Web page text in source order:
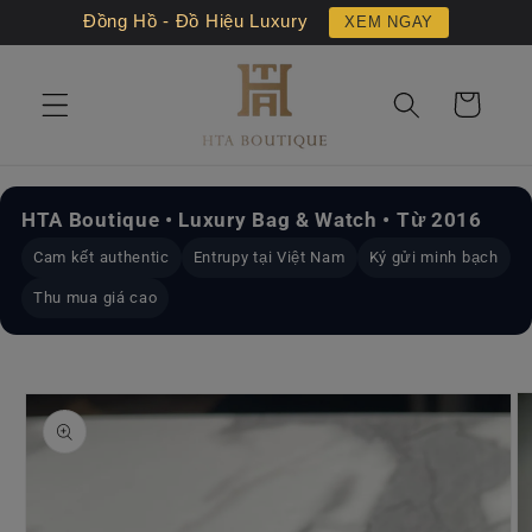
Đồng Hồ - Đồ Hiệu Luxury XEM NGAY
đến nội
Giỏ
hàng
HTA Boutique • Luxury Bag & Watch • Từ 2016
Cam kết authentic Entrupy tại Việt Nam Ký gửi minh bạch
Thu mua giá cao
đến
thông
tin sản